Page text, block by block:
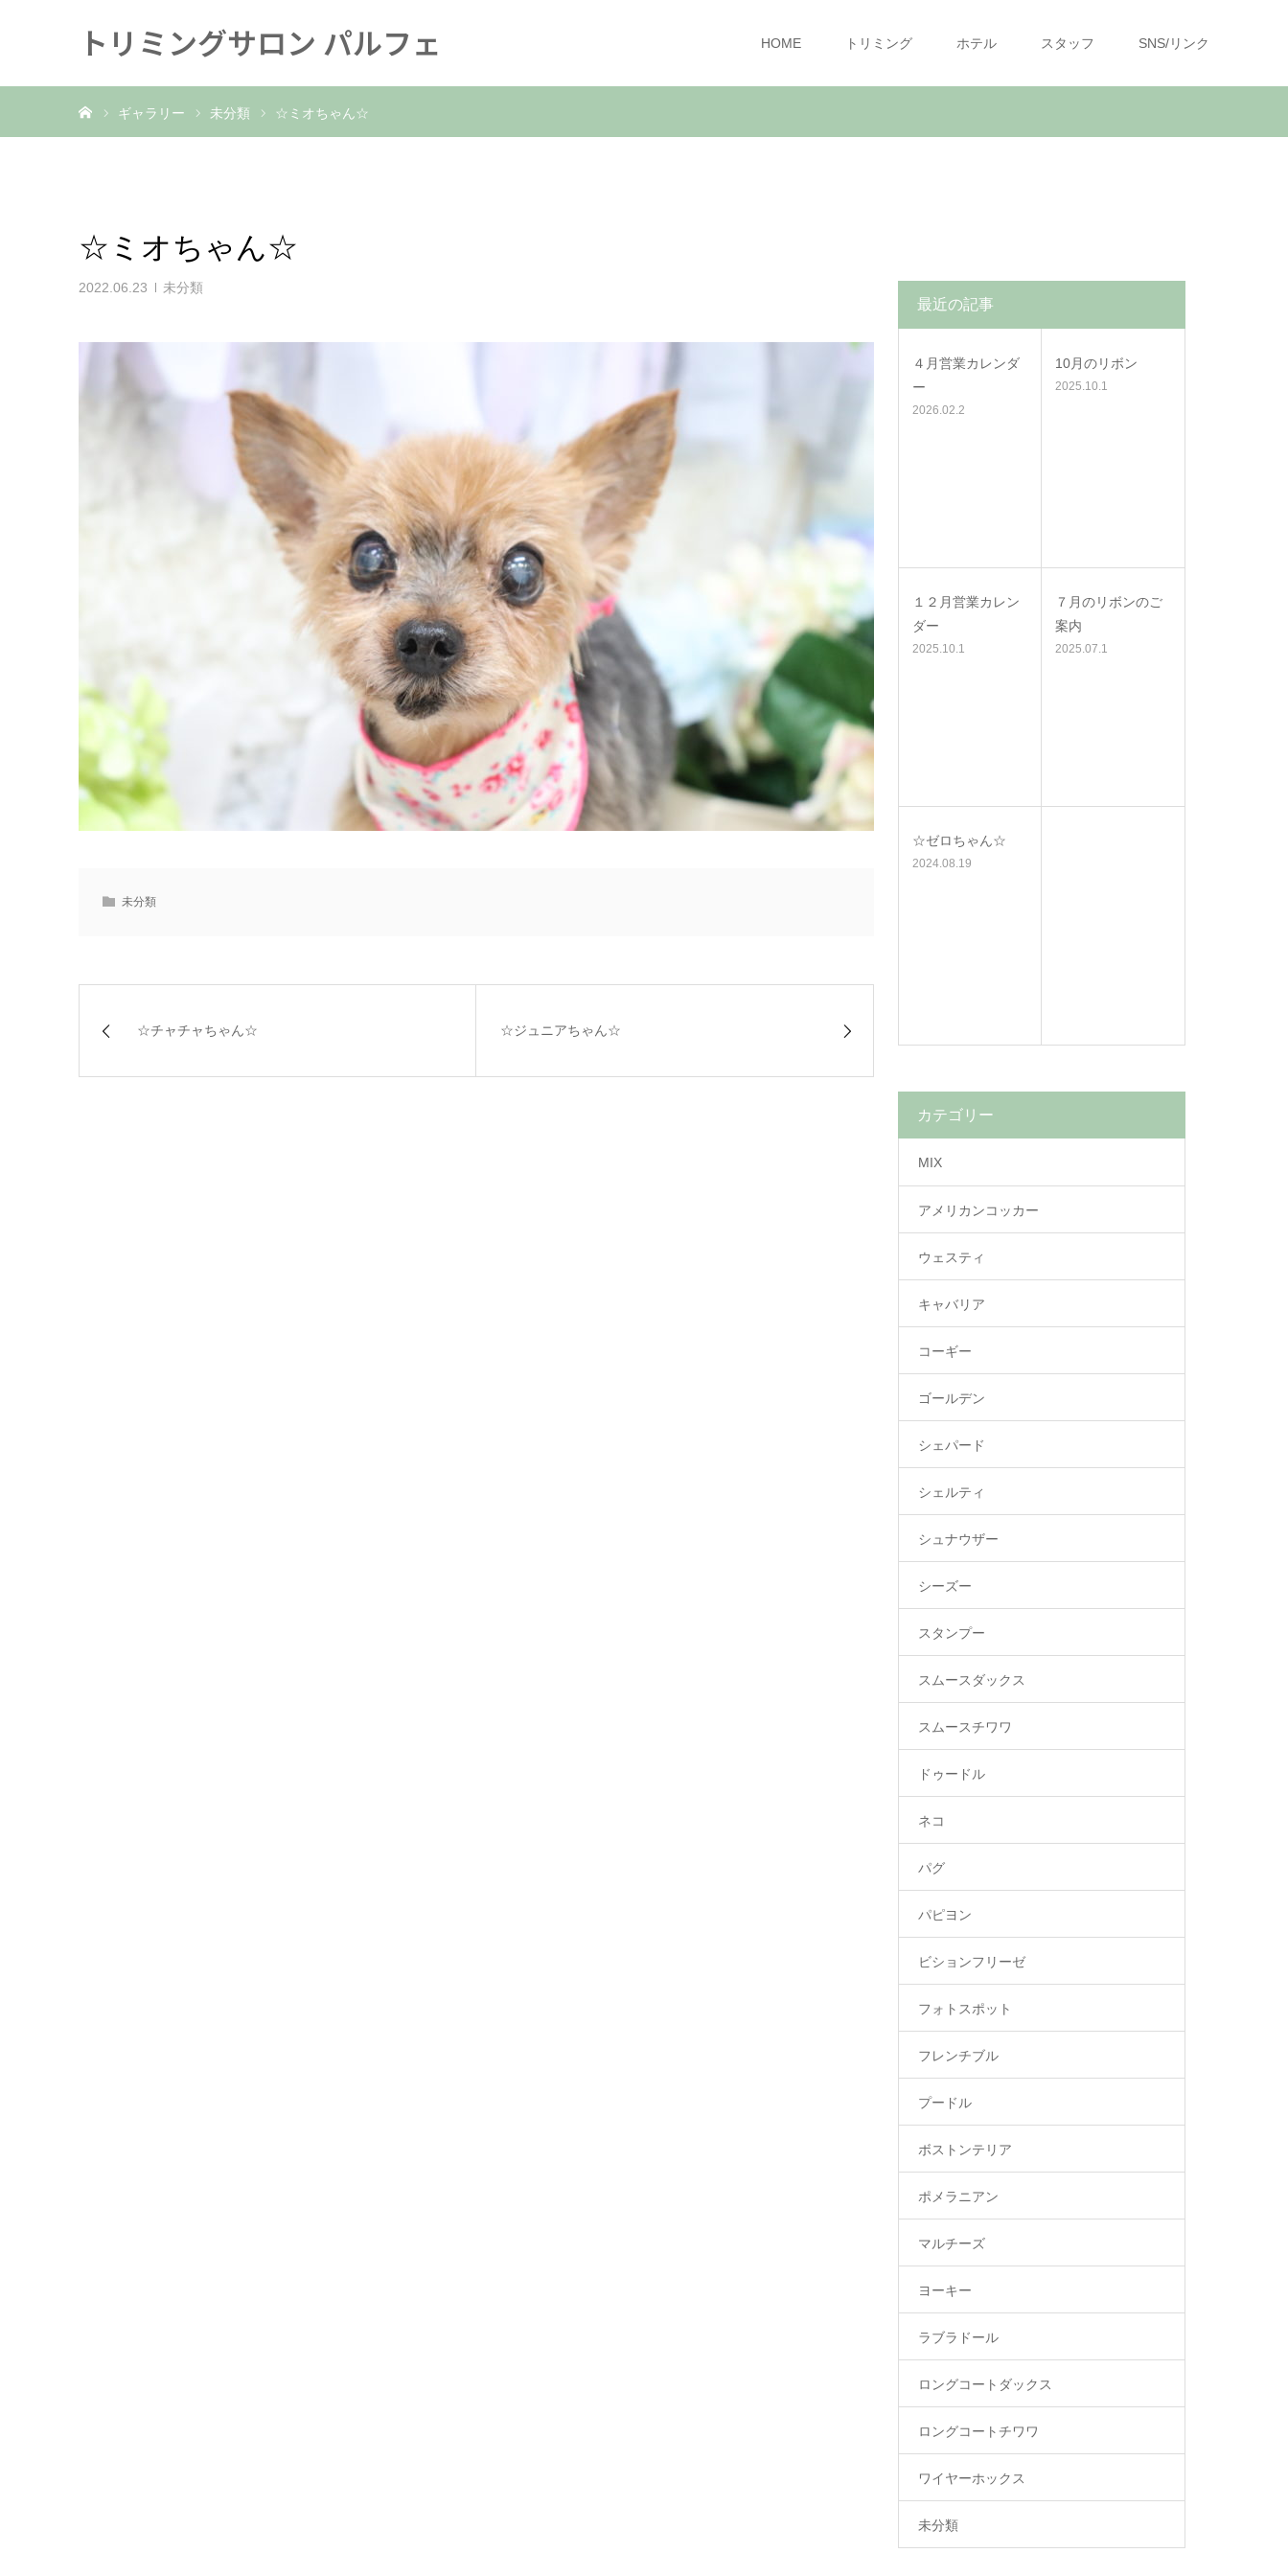
トリミングサロン パルフェ HOME トリミング ホテル スタッフ SNS/リンク
ギャラリー 未分類 ☆ミオちゃん☆
☆ミオちゃん☆
2022.06.23 未分類
未分類
☆チャチャちゃん☆ ☆ジュニアちゃん☆
最近の記事
４月営業カレンダ
ー
2026.02.2
10月のリボン
2025.10.1
１２月営業カレン
ダー
2025.10.1
７月のリボンのご
案内
2025.07.1
☆ゼロちゃん☆
2024.08.19
カテゴリー
MIX
アメリカンコッカー
ウェスティ
キャバリア
コーギー
ゴールデン
シェパード
シェルティ
シュナウザー
シーズー
スタンプー
スムースダックス
スムースチワワ
ドゥードル
ネコ
パグ
パピヨン
ビションフリーゼ
フォトスポット
フレンチブル
プードル
ボストンテリア
ポメラニアン
マルチーズ
ヨーキー
ラブラドール
ロングコートダックス
ロングコートチワワ
ワイヤーホックス
未分類